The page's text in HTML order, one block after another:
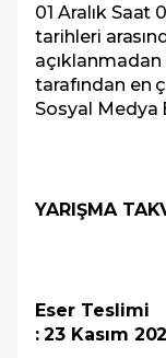
01 Aralık Saat
tarihleri
açıklanmadan
tarafından en
Sosyal Medya
YARIŞMA
: 23 Kasım